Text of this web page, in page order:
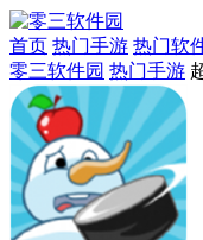
首页 热门手游 热门软
零三软件园 热门手游